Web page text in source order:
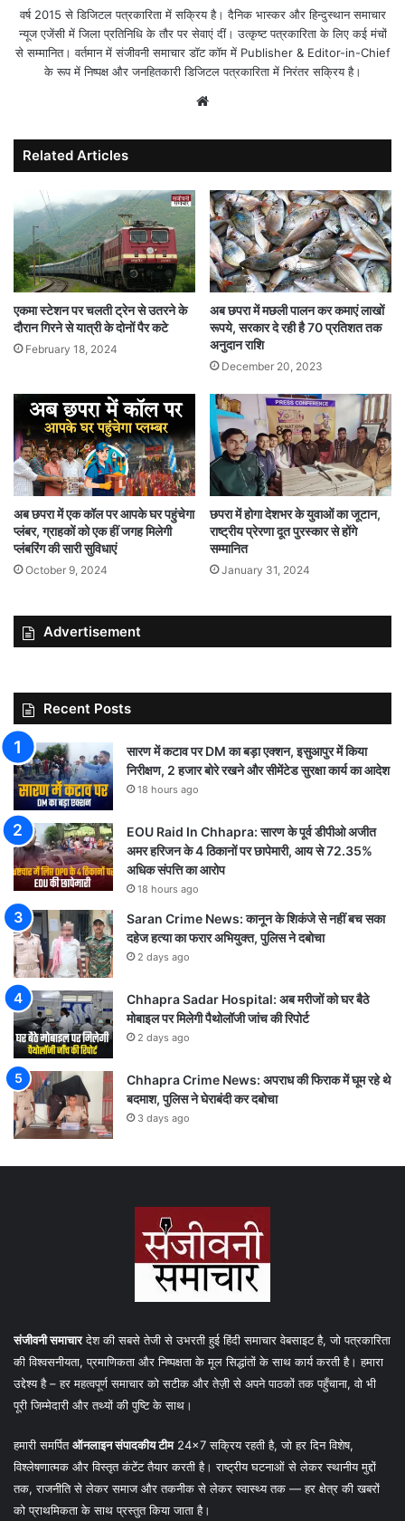
वर्ष 2015 से डिजिटल पत्रकारिता में सक्रिय है। दैनिक भास्कर और हिन्दुस्थान समाचार
न्यूज एजेंसी में जिला प्रतिनिधि के तौर पर सेवाएं दीं। उत्कृष्ट पत्रकारिता के लिए कई मंचों
से सम्मानित। वर्तमान में संजीवनी समाचार डॉट कॉम में Publisher & Editor-in-Chief
के रूप में निष्पक्ष और जनहितकारी डिजिटल पत्रकारिता में निरंतर सक्रिय है।
Related Articles
एकमा स्टेशन पर चलती ट्रेन से उतरने के
दौरान गिरने से यात्री के दोनों पैर कटे
February 18, 2024
अब छपरा में मछली पालन कर कमाएं लाखों
रूपये, सरकार दे रही है 70 प्रतिशत तक
अनुदान राशि
December 20, 2023
अब छपरा में एक कॉल पर आपके घर पहुंचेगा
प्लंबर, ग्राहकों को एक हीं जगह मिलेगी
प्लंबरिंग की सारी सुविधाएं
October 9, 2024
छपरा में होगा देशभर के युवाओं का जूटान,
राष्ट्रीय प्रेरणा दूत पुरस्कार से होंगे
सम्मानित
January 31, 2024
Advertisement
Recent Posts
सारण में कटाव पर DM का बड़ा एक्शन, इसुआपुर में किया
निरीक्षण, 2 हजार बोरे रखने और सीमेंटेड सुरक्षा कार्य का आदेश
18 hours ago
EOU Raid In Chhapra: सारण के पूर्व डीपीओ अजीत
अमर हरिजन के 4 ठिकानों पर छापेमारी, आय से 72.35%
अधिक संपत्ति का आरोप
18 hours ago
Saran Crime News: कानून के शिकंजे से नहीं बच सका
दहेज हत्या का फरार अभियुक्त, पुलिस ने दबोचा
2 days ago
Chhapra Sadar Hospital: अब मरीजों को घर बैठे
मोबाइल पर मिलेगी पैथोलॉजी जांच की रिपोर्ट
2 days ago
Chhapra Crime News: अपराध की फिराक में घूम रहे थे
बदमाश, पुलिस ने घेराबंदी कर दबोचा
3 days ago
संजीवनी समाचारदेश की सबसे तेजी से उभरती हुई हिंदी समाचार वेबसाइट है, जो पत्रकारिता
की विश्वसनीयता, प्रमाणिकता और निष्पक्षता के मूल सिद्धांतों के साथ कार्य करती है। हमारा
उद्देश्य है – हर महत्वपूर्ण समाचार को सटीक और तेज़ी से अपने पाठकों तक पहुँचाना, वो भी
पूरी जिम्मेदारी और तथ्यों की पुष्टि के साथ।
हमारी समर्पितऑनलाइन संपादकीय टीम24×7 सक्रिय रहती है, जो हर दिन विशेष,
विश्लेषणात्मक और विस्तृत कंटेंट तैयार करती है। राष्ट्रीय घटनाओं से लेकर स्थानीय मुद्दों
तक, राजनीति से लेकर समाज और तकनीक से लेकर स्वास्थ्य तक — हर क्षेत्र की खबरों
को प्राथमिकता के साथ प्रस्तुत किया जाता है।